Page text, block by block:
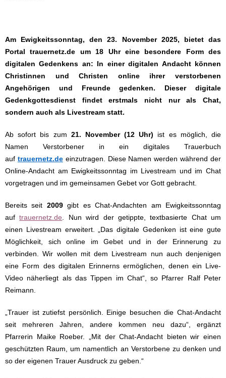
Am Ewigkeitssonntag, den23. November 2025, bietet das
Portaltrauernetz.de um 18 Uhr eine besondere Form des
digitalen Gedenkens an: In einer digitalen Andacht können
Christinnen und Christen online ihrer verstorbenen
Angehörigen und Freunde gedenken. Dieser digitale
Gedenkgottesdienst findet erstmals nicht nur als Chat,
sondern auch als Livestream statt.
Ab sofort bis zum 21. November (12 Uhr) ist es möglich, die
Namen Verstorbener in ein digitales Trauerbuch
auf trauernetz.deeinzutragen. Diese Namen werden während der
Online-Andacht am Ewigkeitssonntag im Livestream und im Chat
vorgetragen und im gemeinsamen Gebet vor Gott gebracht.
Bereits seit 2009gibt es Chat-Andachten am Ewigkeitssonntag
auftrauernetz.de . Nun wird der getippte, textbasierte Chat um
einen Livestream erweitert. „Das digitale Gedenken ist eine gute
Möglichkeit, sich online im Gebet und in der Erinnerung zu
verbinden. Wir wollen mit dem Livestream nun auch denjenigen
eine Form des digitalen Erinnerns ermöglichen, denen ein Live-
Video näherliegt als das Tippen im Chat“, so Pfarrer Ralf Peter
Reimann.
„Trauer ist zutiefst persönlich. Einige besuchen die Chat-Andacht
seit mehreren Jahren, andere kommen neu dazu“, ergänzt
Pfarrerin Maike Roeber. „Mit der Chat-Andacht bieten wir einen
geschützten Raum, um namentlich an Verstorbene zu denken und
so der eigenen Trauer Ausdruck zu geben.“